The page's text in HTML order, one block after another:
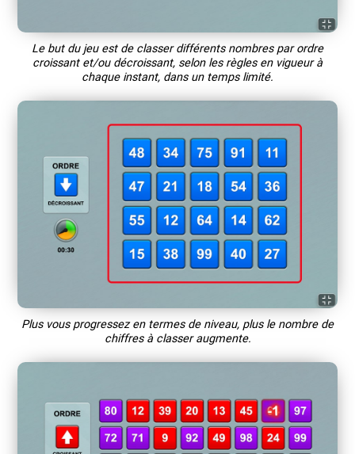
Le but du jeu est de classer différents nombres par ordre
croissant et/ou décroissant, selon les règles en vigueur à
chaque instant, dans un temps limité.
Plus vous progressez en termes de niveau, plus le nombre de
chiffres à classer augmente.